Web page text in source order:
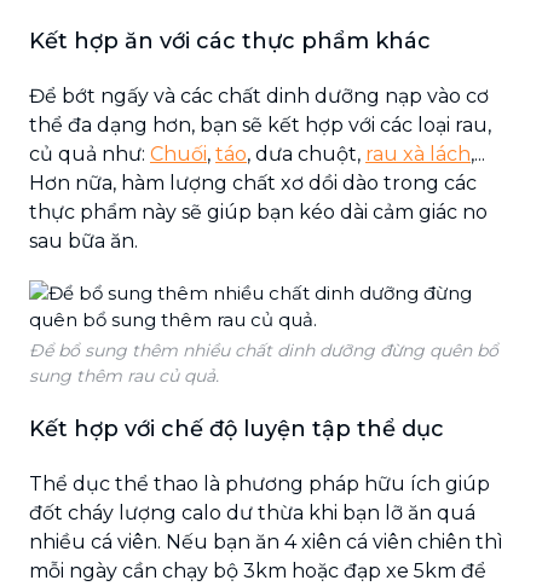
Kết hợp ăn với các thực phẩm khác
Để bớt ngấy và các chất dinh dưỡng nạp vào cơ
thể đa dạng hơn, bạn sẽ kết hợp với các loại rau,
củ quả như: Chuối, táo, dưa chuột, rau xà lách,...
Hơn nữa, hàm lượng chất xơ dồi dào trong các
thực phẩm này sẽ giúp bạn kéo dài cảm giác no
sau bữa ăn.
Để bổ sung thêm nhiều chất dinh dưỡng đừng quên bổ
sung thêm rau củ quả.
Kết hợp với chế độ luyện tập thể dục
Thể dục thể thao là phương pháp hữu ích giúp
đốt cháy lượng calo dư thừa khi bạn lỡ ăn quá
nhiều cá viên. Nếu bạn ăn 4 xiên cá viên chiên thì
mỗi ngày cần chạy bộ 3km hoặc đạp xe 5km để